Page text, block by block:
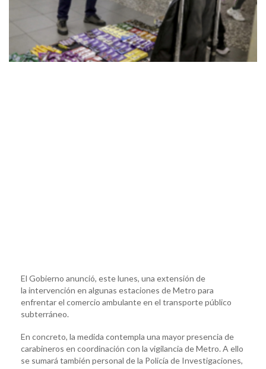
El Gobierno anunció, este lunes, una extensión de
la intervención en algunas estaciones de Metro para
enfrentar el comercio ambulante en el transporte público
subterráneo.
En concreto, la medida contempla una mayor presencia de
carabineros en coordinación con la vigilancia de Metro. A ello
se sumará también personal de la Policía de Investigaciones,